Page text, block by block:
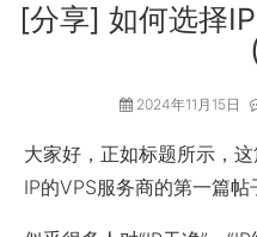
[分享] 如何选择
2024年11月15日
大家好，正如标题所示，
IP的VPS服务商的第一篇帖